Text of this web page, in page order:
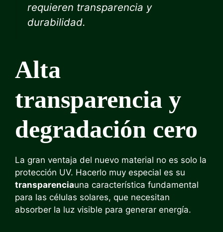
requieren transparencia y
durabilidad.
Alta
transparencia y
degradación cero
La gran ventaja del nuevo material no es solo la
protección UV. Hacerlo muy especial es su
transparenciauna característica fundamental
para las células solares, que necesitan
absorber la luz visible para generar energía.